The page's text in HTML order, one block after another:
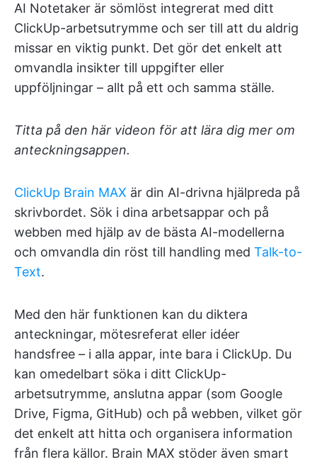
AI Notetaker är sömlöst integrerat med ditt
ClickUp-arbetsutrymme och ser till att du aldrig
missar en viktig punkt. Det gör det enkelt att
omvandla insikter till uppgifter eller
uppföljningar – allt på ett och samma ställe.
Titta på den här videon för att lära dig mer om
anteckningsappen.
ClickUp Brain MAX är din AI-drivna hjälpreda på
skrivbordet. Sök i dina arbetsappar och på
webben med hjälp av de bästa AI-modellerna
och omvandla din röst till handling med Talk-to-
Text.
Med den här funktionen kan du diktera
anteckningar, mötesreferat eller idéer
handsfree – i alla appar, inte bara i ClickUp. Du
kan omedelbart söka i ditt ClickUp-
arbetsutrymme, anslutna appar (som Google
Drive, Figma, GitHub) och på webben, vilket gör
det enkelt att hitta och organisera information
från flera källor. Brain MAX stöder även smart